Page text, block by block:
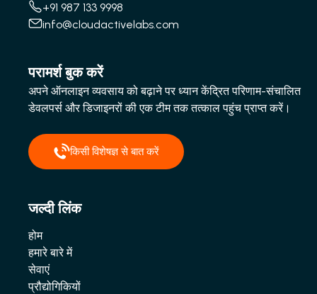
+91 987 133 9998
info@cloudactivelabs.com
परामर्श बुक करें
अपने ऑनलाइन व्यवसाय को बढ़ाने पर ध्यान केंद्रित परिणाम-संचालित
डेवलपर्स और डिजाइनरों की एक टीम तक तत्काल पहुंच प्राप्त करें।
किसी विशेषज्ञ से बात करें
जल्दी लिंक
होम
हमारे बारे में
सेवाएं
प्रौद्योगिकियों